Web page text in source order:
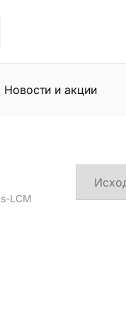
Новости и акции
LCM